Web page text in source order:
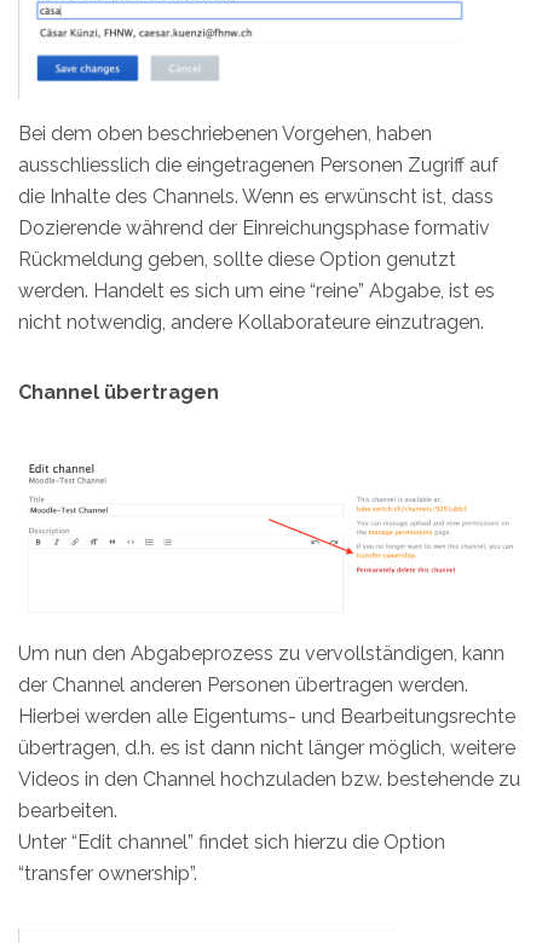
Bei dem oben beschriebenen Vorgehen, haben
ausschliesslich die eingetragenen Personen Zugriff auf
die Inhalte des Channels. Wenn es erwünscht ist, dass
Dozierende während der Einreichungsphase formativ
Rückmeldung geben, sollte diese Option genutzt
werden. Handelt es sich um eine “reine” Abgabe, ist es
nicht notwendig, andere Kollaborateure einzutragen.
Channel übertragen
Um nun den Abgabeprozess zu vervollständigen, kann
der Channel anderen Personen übertragen werden.
Hierbei werden alle Eigentums- und Bearbeitungsrechte
übertragen, d.h. es ist dann nicht länger möglich, weitere
Videos in den Channel hochzuladen bzw. bestehende zu
bearbeiten.
Unter “Edit channel” findet sich hierzu die Option
“transfer ownership”.